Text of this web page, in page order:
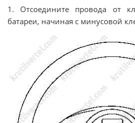
1. Отсоедините провода от
батареи, начиная с минусовой